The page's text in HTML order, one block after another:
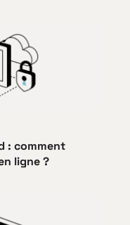
: comment
ligne ?